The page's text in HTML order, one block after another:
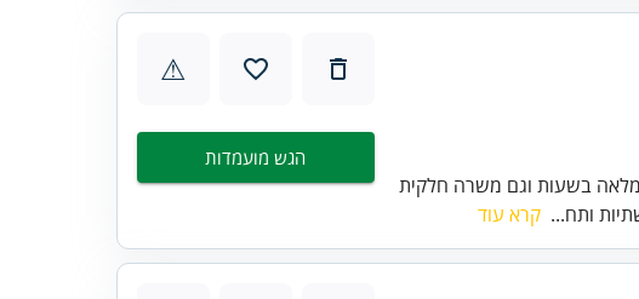
מלאה בשעות וגם משרה חלקית
ותח... קרא עוד
⚠
הגש מועמדות